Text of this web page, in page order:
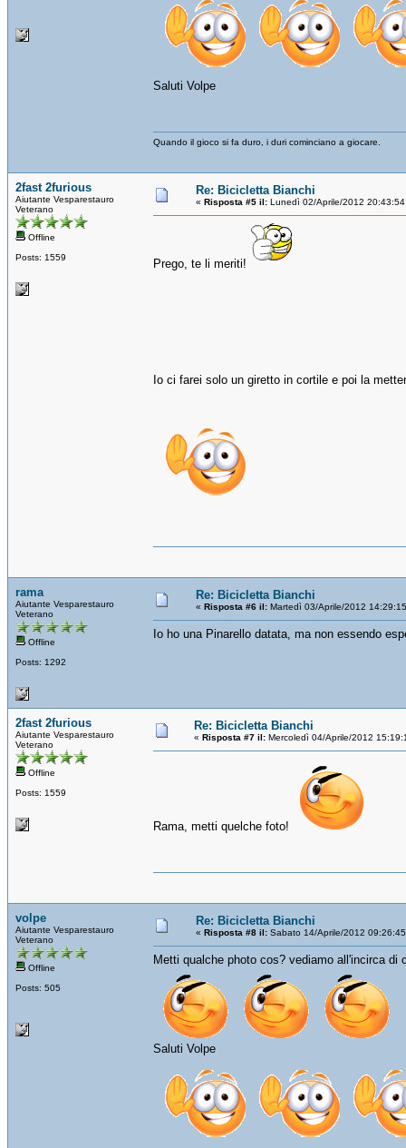
Saluti Volpe
Quando il gioco si fa duro, i duri cominciano a giocare.
2fast 2furious
Aiutante Vesparestauro
Veterano
Offline
Posts: 1559
Re: Bicicletta Bianchi
« Risposta #5 il: Lunedì 02/Aprile/2012
Prego, te li meriti!
Io ci farei solo un giretto in cortile e poi la
rama
Aiutante Vesparestauro
Veterano
Offline
Posts: 1292
Re: Bicicletta Bianchi
« Risposta #6 il: Martedì 03/Aprile/2012
Io ho una Pinarello datata, ma non essendo
2fast 2furious
Aiutante Vesparestauro
Veterano
Offline
Posts: 1559
Re: Bicicletta Bianchi
« Risposta #7 il: Mercoledì 04/Aprile/2012
Rama, metti quelche foto!
volpe
Aiutante Vesparestauro
Veterano
Offline
Posts: 505
Re: Bicicletta Bianchi
« Risposta #8 il: Sabato 14/Aprile/2012
Metti qualche photo cos? vediamo all'incirca di
Saluti Volpe